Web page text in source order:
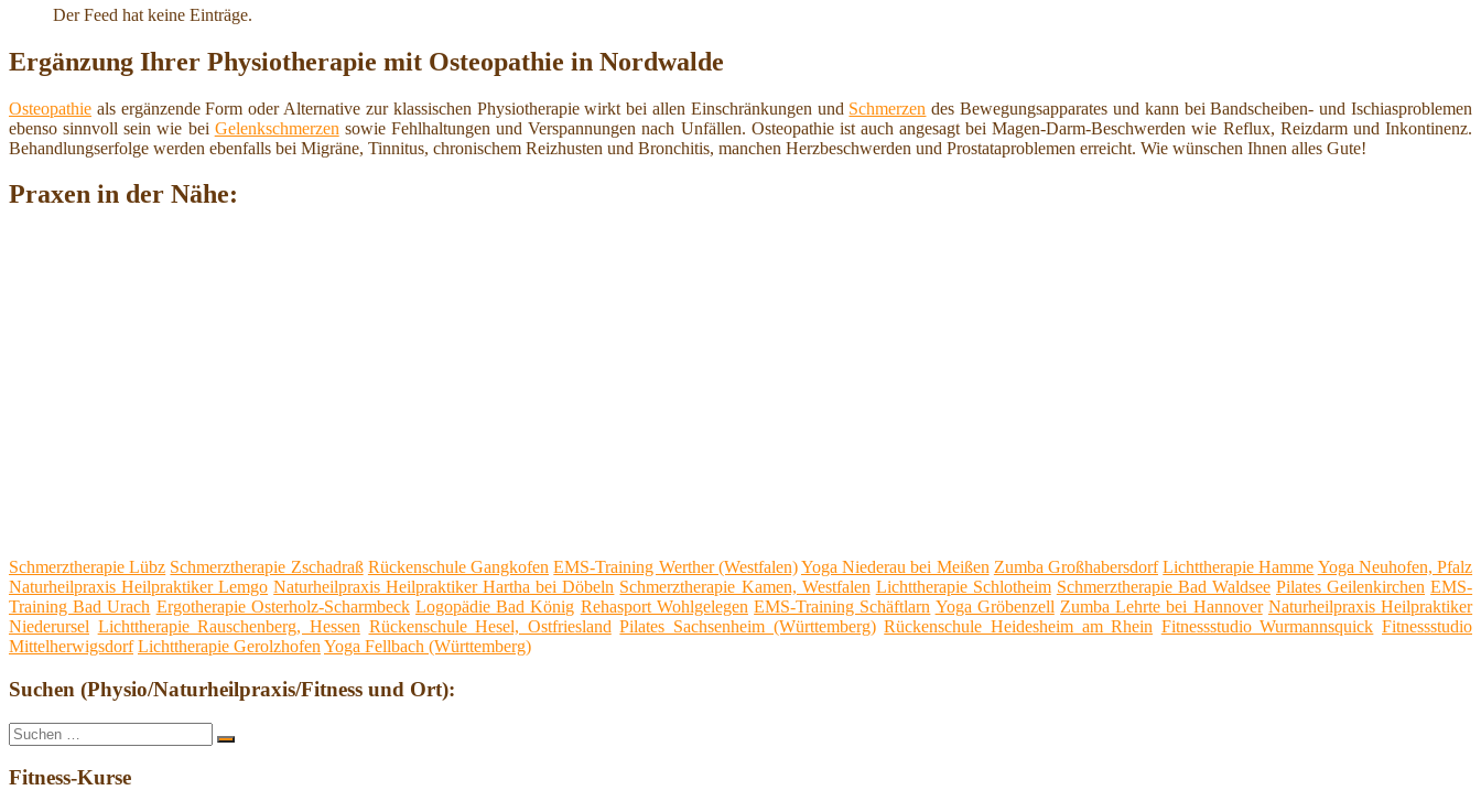
Der Feed hat keine Einträge.
Ergänzung Ihrer Physiotherapie mit Osteopathie in Nordwalde
Osteopathie als ergänzende Form oder Alternative zur klassischen Physiotherapie wirkt bei allen Einschränkungen und Schmerzen des Bewegungsapparates und kann bei Bandscheiben- und Ischiasproblemen
ebenso sinnvoll sein wie bei Gelenkschmerzen sowie Fehlhaltungen und Verspannungen nach Unfällen. Osteopathie ist auch angesagt bei Magen-Darm-Beschwerden wie Reflux, Reizdarm und Inkontinenz.
Behandlungserfolge werden ebenfalls bei Migräne, Tinnitus, chronischem Reizhusten und Bronchitis, manchen Herzbeschwerden und Prostataproblemen erreicht. Wie wünschen Ihnen alles Gute!
Praxen in der Nähe:
Schmerztherapie Lübz Schmerztherapie Zschadraß Rückenschule Gangkofen EMS-Training Werther (Westfalen)Yoga Niederau bei Meißen Zumba Großhabersdorf Lichttherapie Hamme Yoga Neuhofen, Pfalz
Naturheilpraxis Heilpraktiker Lemgo Naturheilpraxis Heilpraktiker Hartha bei Döbeln Schmerztherapie Kamen, Westfalen Lichttherapie Schlotheim Schmerztherapie Bad Waldsee Pilates Geilenkirchen EMS-
Training Bad Urach Ergotherapie Osterholz-Scharmbeck Logopädie Bad König Rehasport Wohlgelegen EMS-Training Schäftlarn Yoga Gröbenzell Zumba Lehrte bei Hannover Naturheilpraxis Heilpraktiker
Niederursel Lichttherapie Rauschenberg, Hessen Rückenschule Hesel, Ostfriesland Pilates Sachsenheim (Württemberg) Rückenschule Heidesheim am Rhein Fitnessstudio Wurmannsquick Fitnessstudio
Mittelherwigsdorf Lichttherapie Gerolzhofen Yoga Fellbach (Württemberg)
Suchen (Physio/Naturheilpraxis/Fitness und Ort):
Suche
nach:
Suchen
Fitness-Kurse